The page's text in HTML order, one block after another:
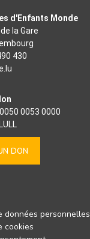
d'Enfants Monde
la Gare
430
0053 0000
DON
données personnelles
cookies